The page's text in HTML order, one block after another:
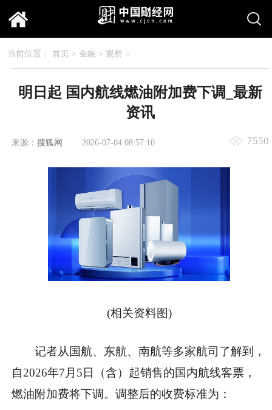
当前位置： 首页 > 金融 > 观察 >
明日起 国内航线燃油附加费下调_最新
资讯
来源： 搜狐网 2026-07-04 08:57:10 7550
(相关资料图)
记者从国航、东航、南航等多家航司了解到，
自2026年7月5日（含）起销售的国内航线客票，
燃油附加费将下调。调整后的收费标准为：